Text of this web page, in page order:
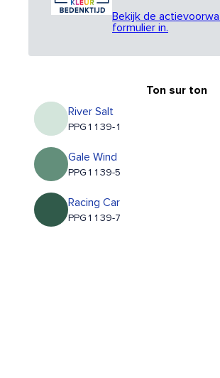
Bekijk de
formulier in.
Ton sur ton
River Salt
PPG1139-1
Gale Wind
PPG1139-5
Racing Car
PPG1139-7